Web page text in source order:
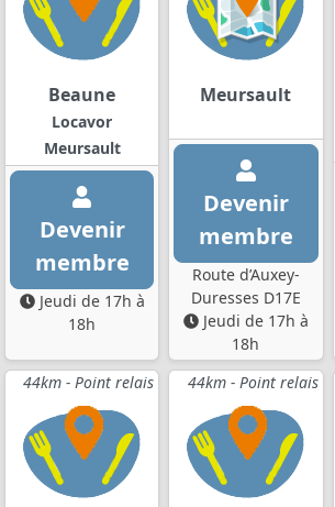
Beaune
Locavor
Meursault
Devenir
membre
Jeudi de 17h à
18h
Meursault
Devenir
membre
Route d’Auxey-
Duresses D17E
Jeudi de 17h à
18h
44km - Point relais
44km - Point relais